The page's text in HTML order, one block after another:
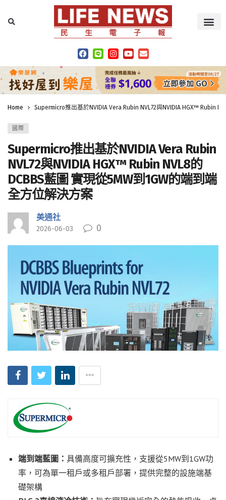
Home Supermicro推出基於NVIDIA Vera Rubin NVL72與NVIDIA HGX™ Rubin
國際
Supermicro推出基於NVIDIA Vera Rubin
NVL72與NVIDIA HGX™ Rubin NVL8的
DCBBS藍圖 實現從5MW到1GW的端到端
全方位解決方案
美通社
2026-06-03 0
端到端藍圖： 具備高度可擴充性，支援從5MW到1GW功
率，可為單一租戶或多租戶部署，提供完整的設施端基
礎架構